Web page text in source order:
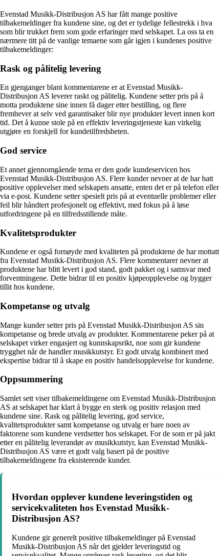
Evenstad Musikk-Distribusjon AS har fått mange positive
tilbakemeldinger fra kundene sine, og det er tydelige fellestrekk i hva
som blir trukket frem som gode erfaringer med selskapet. La oss ta en
nærmere titt på de vanlige temaene som går igjen i kundenes positive
tilbakemeldinger:
Rask og pålitelig levering
En gjenganger blant kommentarene er at Evenstad Musikk-
Distribusjon AS leverer raskt og pålitelig. Kundene setter pris på å
motta produktene sine innen få dager etter bestilling, og flere
fremhever at selv ved garantisaker blir nye produkter levert innen kort
tid. Det å kunne stole på en effektiv leveringstjeneste kan virkelig
utgjøre en forskjell for kundetilfredsheten.
God service
Et annet gjennomgående tema er den gode kundeservicen hos
Evenstad Musikk-Distribusjon AS. Flere kunder nevner at de har hatt
positive opplevelser med selskapets ansatte, enten det er på telefon eller
via e-post. Kundene setter spesielt pris på at eventuelle problemer eller
feil blir håndtert profesjonelt og effektivt, med fokus på å løse
utfordringene på en tilfredsstillende måte.
Kvalitetsprodukter
Kundene er også fornøyde med kvaliteten på produktene de har mottatt
fra Evenstad Musikk-Distribusjon AS. Flere kommentarer nevner at
produktene har blitt levert i god stand, godt pakket og i samsvar med
forventningene. Dette bidrar til en positiv kjøpeopplevelse og bygger
tillit hos kundene.
Kompetanse og utvalg
Mange kunder setter pris på Evenstad Musikk-Distribusjon AS sin
kompetanse og brede utvalg av produkter. Kommentarene peker på at
selskapet virker engasjert og kunnskapsrikt, noe som gir kundene
trygghet når de handler musikkutstyr. Et godt utvalg kombinert med
ekspertise bidrar til å skape en positiv handelsopplevelse for kundene.
Oppsummering
Samlet sett viser tilbakemeldingene om Evenstad Musikk-Distribusjon
AS at selskapet har klart å bygge en sterk og positiv relasjon med
kundene sine. Rask og pålitelig levering, god service,
kvalitetsprodukter samt kompetanse og utvalg er bare noen av
faktorene som kundene verdsetter hos selskapet. For de som er på jakt
etter en pålitelig leverandør av musikkutstyr, kan Evenstad Musikk-
Distribusjon AS være et godt valg basert på de positive
tilbakemeldingene fra eksisterende kunder.
Hvordan opplever kundene leveringstiden og
servicekvaliteten hos Evenstad Musikk-
Distribusjon AS?
Kundene gir generelt positive tilbakemeldinger på Evenstad
Musikk-Distribusjon AS når det gjelder leveringstid og